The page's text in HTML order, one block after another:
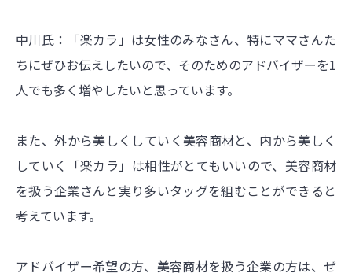
中川氏：「楽カラ」は女性のみなさん、特にママさんた
ちにぜひお伝えしたいので、そのためのアドバイザーを1
人でも多く増やしたいと思っています。
また、外から美しくしていく美容商材と、内から美しく
していく「楽カラ」は相性がとてもいいので、美容商材
を扱う企業さんと実り多いタッグを組むことができると
考えています。
アドバイザー希望の方、美容商材を扱う企業の方は、ぜ